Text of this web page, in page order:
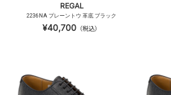
REGAL
2236NA プレーントウ 革底 ブラック
¥40,700 （税込）